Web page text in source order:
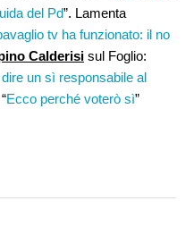
del Pd”. Lamenta
tv ha funzionato: il no
Calderisi sul Foglio:
un sì responsabile al
Ecco perché voterò sì”